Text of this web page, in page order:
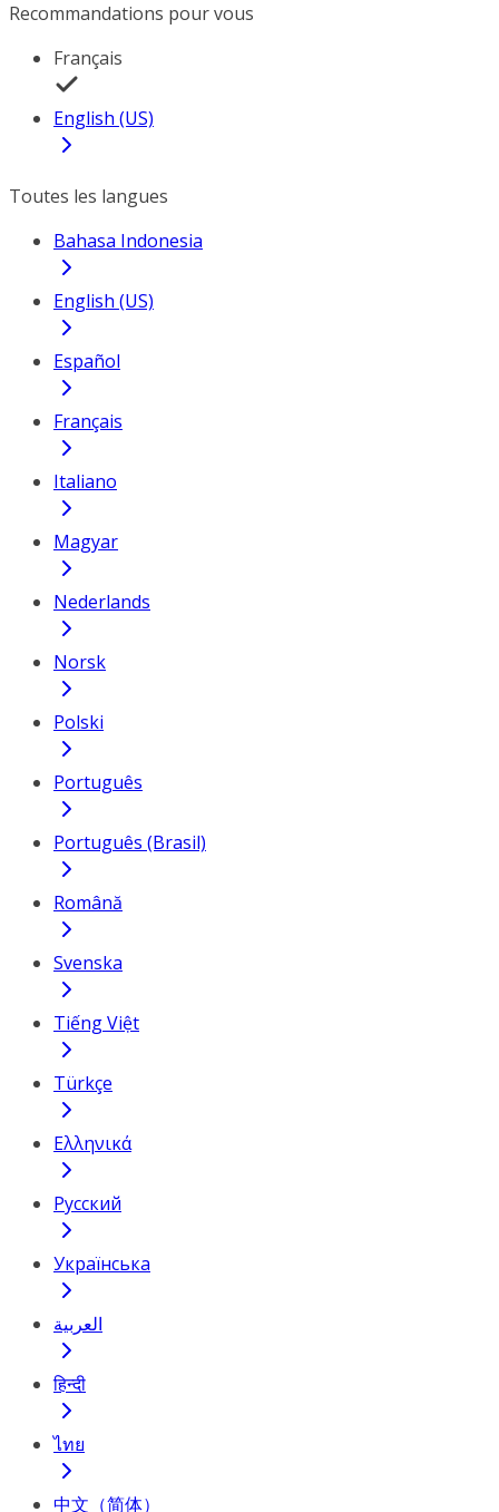
Recommandations pour vous
Français
English (US)
Toutes les langues
Bahasa Indonesia
English (US)
Español
Français
Italiano
Magyar
Nederlands
Norsk
Polski
Português
Português (Brasil)
Română
Svenska
Tiếng Việt
Türkçe
Ελληνικά
Русский
Українська
العربية
हिन्दी
ไทย
中文（简体）